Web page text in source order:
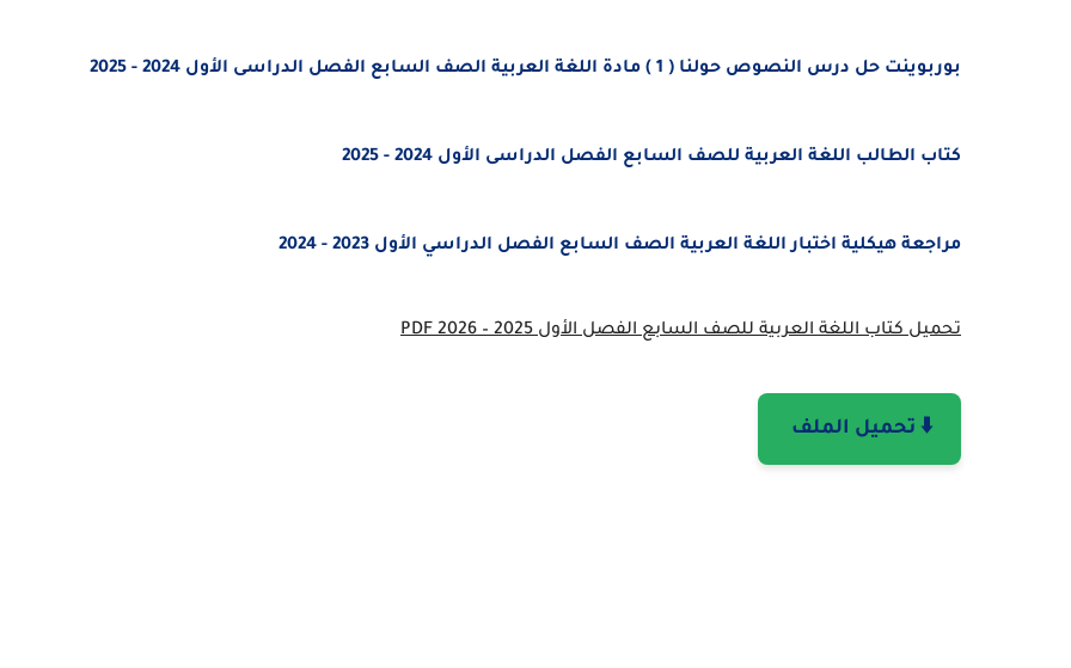
بوربوينت حل درس النصوص حولنا ( 1 ) مادة اللغة العربية الصف السابع الفصل الدراسى الأول 2024 - 2025
كتاب الطالب اللغة العربية للصف السابع الفصل الدراسى الأول 2024 - 2025
مراجعة هيكلية اختبار اللغة العربية الصف السابع الفصل الدراسي الأول 2023 - 2024
تحميل كتاب اللغة العربية للصف السابع الفصل الأول 2025 – 2026 PDF
⬇️ تحميل الملف